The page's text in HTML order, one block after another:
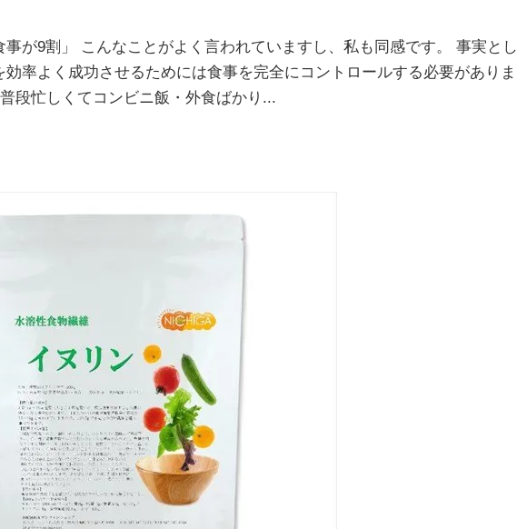
事が9割」 こんなことがよく言われていますし、私も同感です。 事実とし
効率よく成功させるためには食事を完全にコントロールする必要がありま
段忙しくてコンビニ飯・外食ばかり...